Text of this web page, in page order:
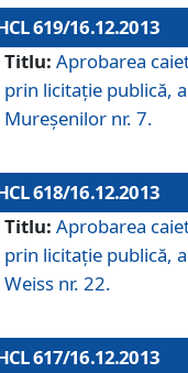
619/16.12.2013
Titlu: Aprobarea
prin licitaţie publică,
Mureşenilor nr. 7.
618/16.12.2013
Titlu: Aprobarea
prin licitaţie publică,
Weiss nr. 22.
617/16.12.2013